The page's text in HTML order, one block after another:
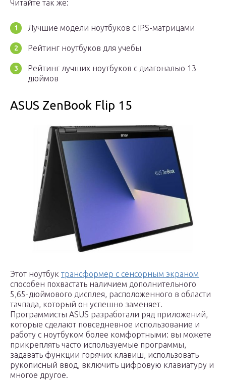
Читайте так же:
Лучшие модели ноутбуков с IPS-матрицами
Рейтинг ноутбуков для учебы
Рейтинг лучших ноутбуков с диагональю 13
дюймов
ASUS ZenBook Flip 15
Этот ноутбук трансформер с сенсорным экраном
способен похвастать наличием дополнительного
5,65-дюймового дисплея, расположенного в области
тачпада, который он успешно заменяет.
Программисты ASUS разработали ряд приложений,
которые сделают повседневное использование и
работу с ноутбуком более комфортными: вы можете
прикреплять часто используемые программы,
задавать функции горячих клавиш, использовать
рукописный ввод, включить цифровую клавиатуру и
многое другое.